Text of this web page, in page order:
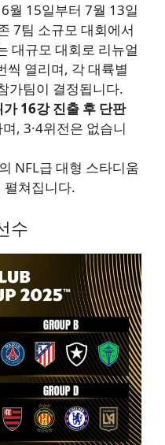
월 15일부터 7월 13일
7팀 소규모 대회에서
대규모 대회로 리뉴얼
씩 열리며, 각 대륙별
가팀이 결정됩니다.
16강 진출 후 단판
, 3·4위전은 없습니
NFL급 대형 스타디움
펼쳐집니다.
수